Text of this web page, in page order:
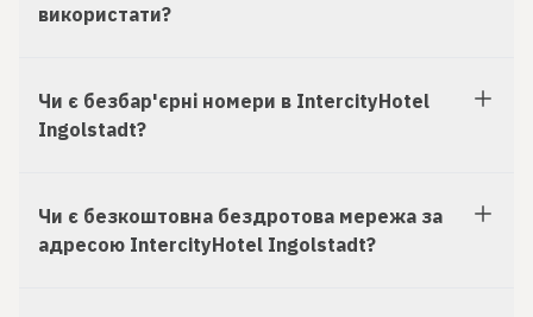
використати?
Чи є безбар'єрні номери в IntercityHotel
Ingolstadt?
Чи є безкоштовна бездротова мережа за
адресою IntercityHotel Ingolstadt?